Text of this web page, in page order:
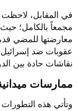
​في المقابل، لاحظت
مجمعاً بالكامل؛
معارضتها للمضي
عقوبات ضد
نقاشات حادة بين
​ممارسات
​وتأتي هذه